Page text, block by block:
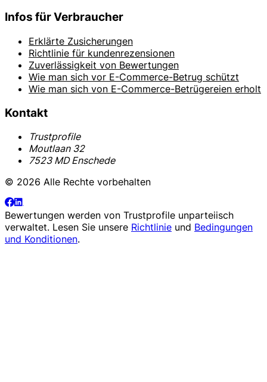
Infos für Verbraucher
Erklärte Zusicherungen
Richtlinie für kundenrezensionen
Zuverlässigkeit von Bewertungen
Wie man sich vor E-Commerce-Betrug schützt
Wie man sich von E-Commerce-Betrügereien erholt
Kontakt
Trustprofile
Moutlaan 32
7523 MD Enschede
© 2026 Alle Rechte vorbehalten
Bewertungen werden von Trustprofile unparteiisch
verwaltet. Lesen Sie unsere Richtlinie und Bedingungen
und Konditionen.